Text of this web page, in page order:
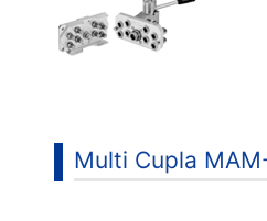
Multi Cupla